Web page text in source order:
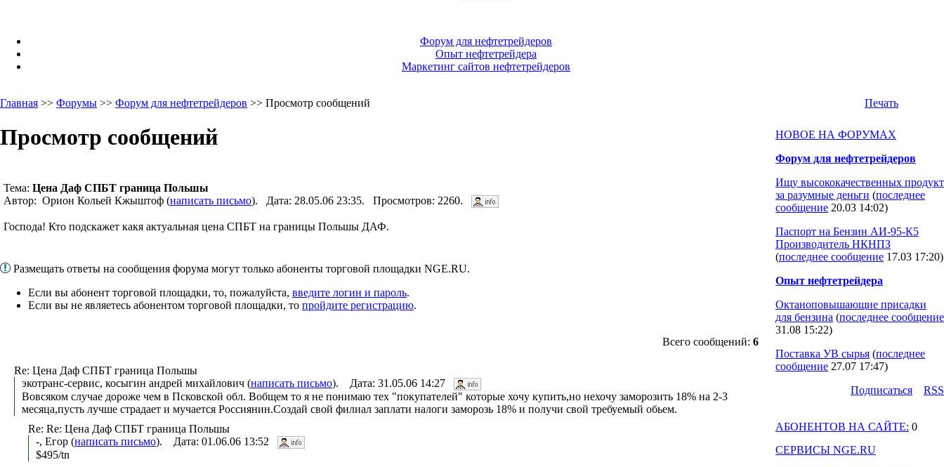
Форум для нефтетрейдеров
Опыт нефтетрейдера
Маркетинг сайтов нефтетрейдеров
Главная >> Форумы >> Форум для нефтетрейдеров >> Просмотр сообщений Печать
Просмотр сообщений
Тема: Цена Даф СПБТ граница Польшы
Автор: Орион Кольей Кжыштоф (написать письмо). Дата: 28.05.06 23:35. Просмотров: 2260.
Господа! Кто подскажет какя актуальная цена СПБТ на границы Польшы ДАФ.
Размещать ответы на сообщения форума могут только абоненты торговой площадки NGE.RU.
Если вы абонент торговой площадки, то, пожалуйста, введите логин и пароль.
Если вы не являетесь абонентом торговой площадки, то пройдите регистрацию.
Всего сообщений: 6
Re: Цена Даф СПБТ граница Польшы
экотранс-сервис, косыгин андрей михайлович (написать письмо). Дата: 31.05.06 14:27
Вовсяком случае дороже чем в Псковской обл. Вобщем то я не понимаю тех "покупателей" которые хочу купить,но нехочу заморозить 18% на 2-3
месяца,пусть лучше страдает и мучается Россиянин.Создай свой филиал заплати налоги заморозь 18% и получи свой требуемый обьем.
Re: Re: Цена Даф СПБТ граница Польшы
-, Егор (написать письмо). Дата: 01.06.06 13:52
$495/tn
НОВОЕ НА ФОРУМАХ
Форум для нефтетрейдеров
Ищу высококачественных продукт
за разумные деньги (последнее
сообщение 20.03 14:02)
Паспорт на Бензин АИ-95-К5
Производитель НКНПЗ
(последнее сообщение 17.03 17:20)
Опыт нефтетрейдера
Октаноповышающие присадки
для бензина (последнее сообщение
31.08 15:22)
Поставка УВ сырья (последнее
сообщение 27.07 17:47)
Подпиcаться
RSS
АБОНЕНТОВ НА САЙТЕ: 0
СЕРВИСЫ NGE.RU